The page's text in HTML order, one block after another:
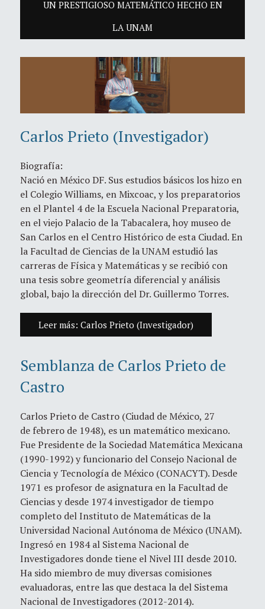
UN PRESTIGIOSO MATEMÁTICO HECHO EN
LA UNAM
Carlos Prieto (Investigador)
Biografía:
Nació en México DF. Sus estudios básicos los hizo en
el Colegio Williams, en Mixcoac, y los preparatorios
en el Plantel 4 de la Escuela Nacional Preparatoria,
en el viejo Palacio de la Tabacalera, hoy museo de
San Carlos en el Centro Histórico de esta Ciudad. En
la Facultad de Ciencias de la UNAM estudió las
carreras de Física y Matemáticas y se recibió con
una tesis sobre geometría diferencial y análisis
global, bajo la dirección del Dr. Guillermo Torres.
Leer más: Carlos Prieto (Investigador)
Semblanza de Carlos Prieto de
Castro
Carlos Prieto de Castro (Ciudad de México, 27
de febrero de 1948), es un matemático mexicano.
Fue Presidente de la Sociedad Matemática Mexicana
(1990-1992) y funcionario del Consejo Nacional de
Ciencia y Tecnología de México (CONACYT). Desde
1971 es profesor de asignatura en la Facultad de
Ciencias y desde 1974 investigador de tiempo
completo del Instituto de Matemáticas de la
Universidad Nacional Autónoma de México (UNAM).
Ingresó en 1984 al Sistema Nacional de
Investigadores donde tiene el Nivel III desde 2010.
Ha sido miembro de muy diversas comisiones
evaluadoras, entre las que destaca la del Sistema
Nacional de Investigadores (2012-2014).